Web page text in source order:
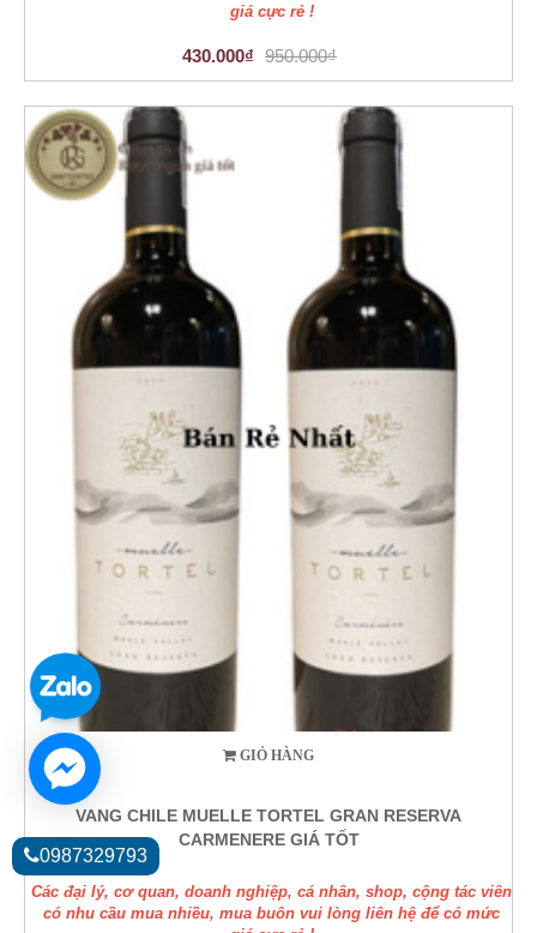
giá cực rẻ !
430.000₫ 950.000₫
GIỎ HÀNG
VANG CHILE MUELLE TORTEL GRAN RESERVA
CARMENERE GIÁ TỐT
Các đại lý, cơ quan, doanh nghiệp, cá nhân, shop, cộng tác viên
có nhu cầu mua nhiều, mua buôn vui lòng liên hệ để có mức
0987329793